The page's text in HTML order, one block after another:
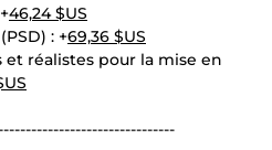
46,24 $US
: +69,36 $US
réalistes pour la mise en